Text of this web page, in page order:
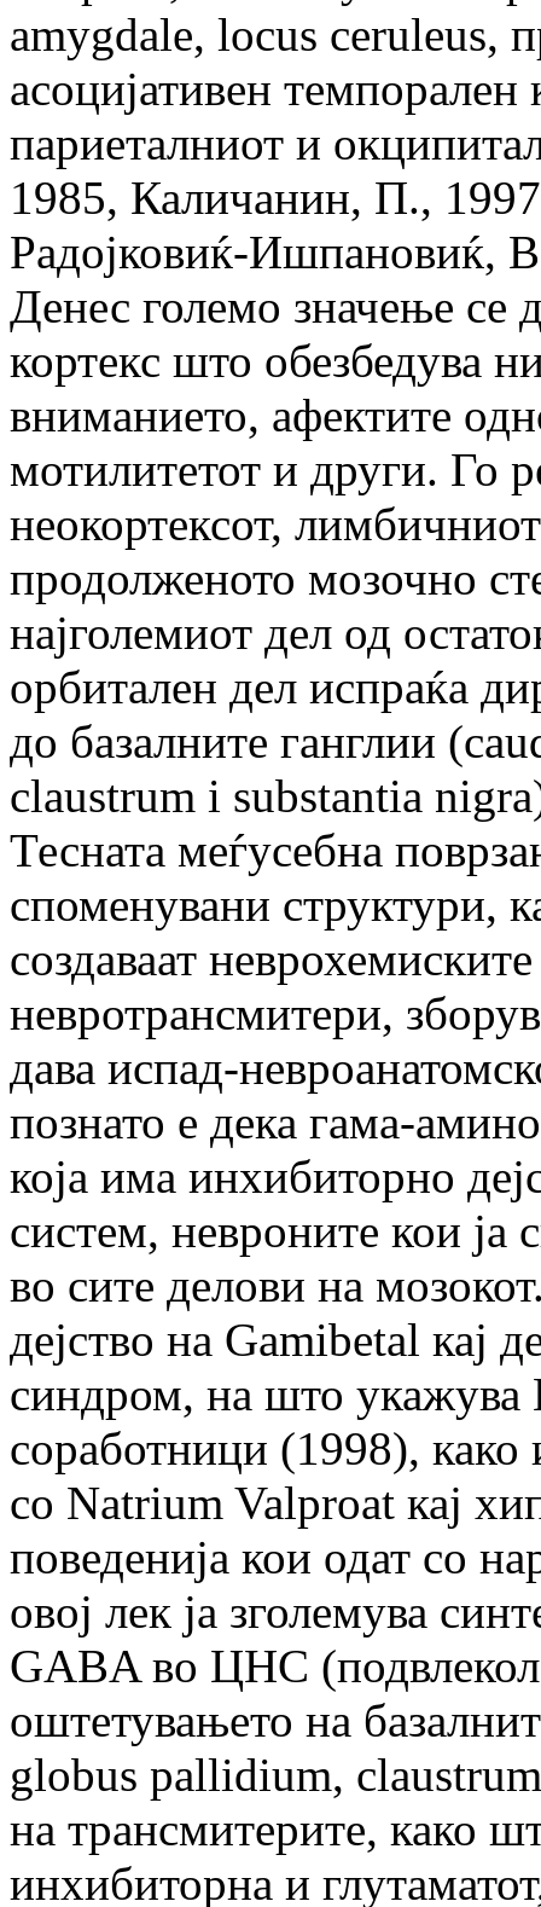
amygdale, locus ceruleus,
асоцијативен темпорален
париеталниот и
1985, Каличанин, П.,
Радојковиќ-Ишпановиќ,
Денес големо значење се
кортекс што обезбедува
вниманието, афектите
мотилитетот и други. Го
неокортексот,
продолженото мозочно
најголемиот дел од
орбитален дел испраќа
до базалните ганглии
claustrum i substantia
Тесната меѓусебна
споменувани структури,
создаваат
невротрансмитери,
дава испад-
познато е дека гама-
која има инхибиторно
систем, невроните кои ја
во сите делови на
дејство на Gamibetal кај
синдром, на што укажува
соработници (1998), како
со Natrium Valproat кај
поведенија кои одат со
овој лек ја зголемува
GABA во ЦНС
оштетувањето на
globus pallidium,
на трансмитерите, како
инхибиторна и